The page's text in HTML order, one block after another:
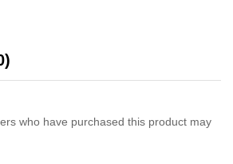
who have purchased this product may